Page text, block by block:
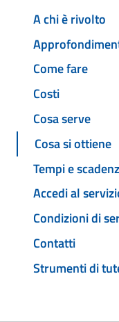
A chi è rivolto
Come fare
Costi
Cosa serve
Cosa si ottiene
Tempi e
Accedi al
Condizioni di
Contatti
Strumenti di